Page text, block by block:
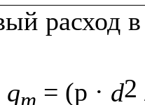
расход
qm = (p · d2